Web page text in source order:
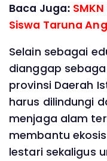
Baca Juga:
Siswa Taruna
Selain sebagai
dianggap
provinsi Daerah
harus dilindungi
menjaga alam
membantu
lestari sekaligus